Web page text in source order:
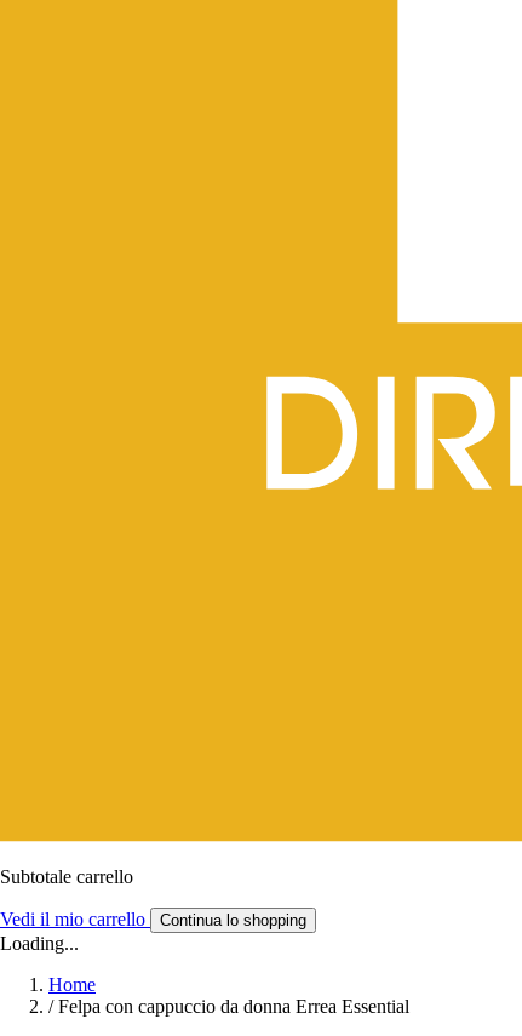
Subtotale carrello
Vedi il mio carrello Continua lo shopping
Loading...
Home
/ Felpa con cappuccio da donna Errea Essential